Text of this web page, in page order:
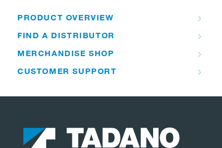
PRODUCT OVERVIEW
FIND A DISTRIBUTOR
MERCHANDISE SHOP
CUSTOMER SUPPORT